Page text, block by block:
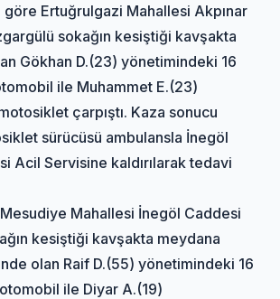
Ertuğrulgazi Mahallesi Akpınar
sokağın kesiştiği kavşakta
Gökhan D.(23) yönetimindeki 16
ile Muhammet E.(23)
çarpıştı. Kaza sonucu
sürücüsü ambulansla İnegöl
Acil Servisine kaldırılarak tedavi
Mahallesi İnegöl Caddesi
kesiştiği kavşakta meydana
olan Raif D.(55) yönetimindeki 16
ile Diyar A.(19)